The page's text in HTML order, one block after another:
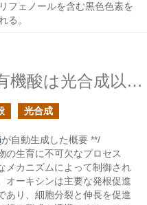
フェノールを含む黒色色素を
る。
二酸化炭素濃縮後の有機酸は光合成以外でも使用されるか？
光合成
が自動生成した概要 **/
の生育に不可欠なプロセス
メカニズムによって制御され
オーキシンは主要な発根促進
あり、細胞分裂と伸長を促進